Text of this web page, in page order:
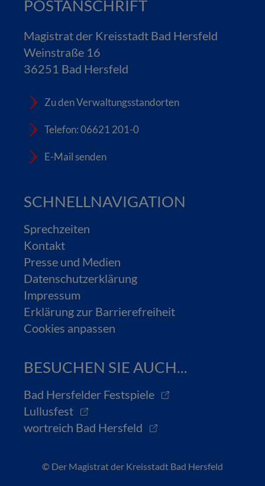
POSTANSCHRIFT
Magistrat der Kreisstadt Bad Hersfeld
Weinstraße 16
36251 Bad Hersfeld
Zu den Verwaltungsstandorten
Telefon: 06621 201-0
E-Mail senden
SCHNELLNAVIGATION
Sprechzeiten
Kontakt
Presse und Medien
Datenschutzerklärung
Impressum
Erklärung zur Barrierefreiheit
Cookies anpassen
BESUCHEN SIE AUCH...
Bad Hersfelder Festspiele
Lullusfest
wortreich Bad Hersfeld
© Der Magistrat der Kreisstadt Bad Hersfeld